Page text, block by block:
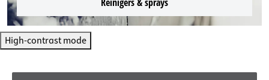
High-contrast mode